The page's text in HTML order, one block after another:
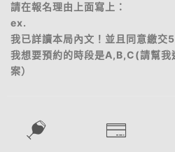
請在報名理由上面寫上：
ex.
我已詳讀本局內文！並且同意繳交
我想要預約的時段是A,B,C(請幫
案）